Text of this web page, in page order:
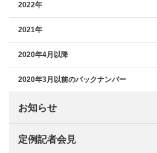
2022年
2021年
2020年4月以降
2020年3月以前のバックナンバー
お知らせ
定例記者会見